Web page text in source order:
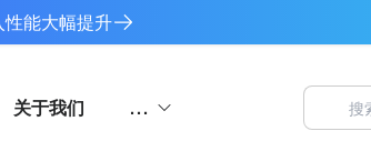
能大幅提升
关于我们 ...